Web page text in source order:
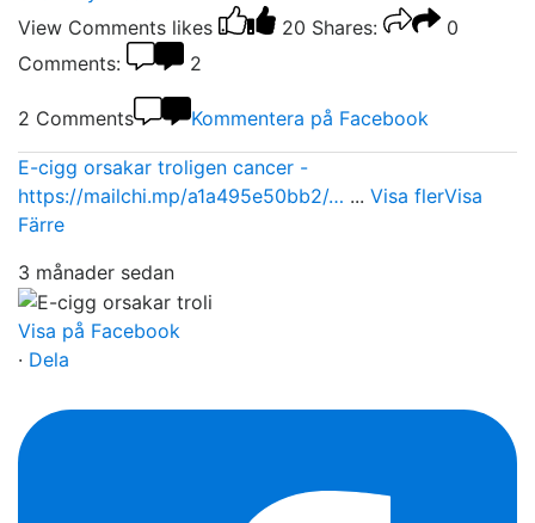
View Comments likes 20 Shares:
0
Comments:
2
2 Comments Kommentera på Facebook
E-cigg orsakar troligen cancer -
https://mailchi.mp/a1a495e50bb2/… ... Visa flerVisa
Färre
3 månader sedan
Visa på Facebook
· Dela